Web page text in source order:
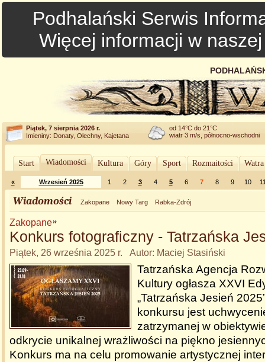
Podhalański Serwis
Więcej informacji w
Piątek, 7 sierpnia 2026 r.
Imieniny: Donaty, Olechny, Kajetana
od 14°C do 21°C
wiatr 3 m/s, północno-wschodni
Start Wiadomości Kultura Góry Sport Rozmaitości
« Wrzesień 2025 1 2 3 4 5 6 7 8 9 10
Wiadomości Zakopane Nowy Targ Rabka-Zdrój
Zakopane
Konkurs fotograficzny - Tatrzańska
Piątek, 26 września 2025 r. Autor: Maciej Stasiński
Tatrzańska Agencja
Kultury ogłasza XXVI
„Tatrzańska Jesień
konkursu jest
zatrzymanej w
odkrycie unikalnej wrażliwości na piękno
Konkurs ma na celu promowanie artystycznej